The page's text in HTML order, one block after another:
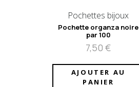
Pochettes bijoux
Pochette organza noire
par 100
7,50€
AJOUTER AU
PANIER